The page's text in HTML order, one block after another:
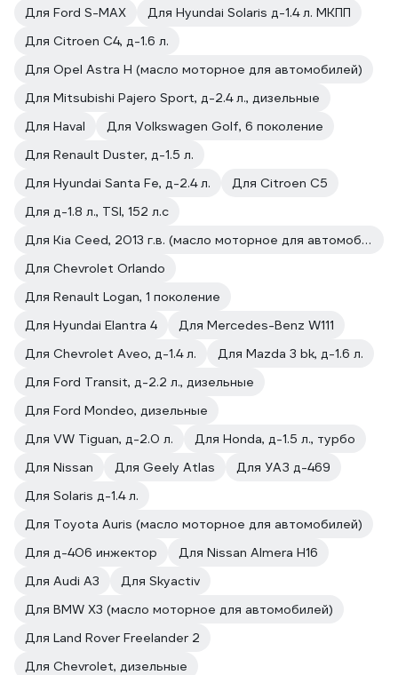
Для Ford S-MAX
Для Hyundai Solaris д-1.4 л. МКПП
Для Citroen C4, д-1.6 л.
Для Opel Astra H (масло моторное для автомобилей)
Для Mitsubishi Pajero Sport, д-2.4 л., дизельные
Для Haval
Для Volkswagen Golf, 6 поколение
Для Renault Duster, д-1.5 л.
Для Hyundai Santa Fe, д-2.4 л.
Для Citroen С5
Для д-1.8 л., TSI, 152 л.с
Для Kia Ceed, 2013 г.в. (масло моторное для автомобилей)
Для Chevrolet Orlando
Для Renault Logan, 1 поколение
Для Hyundai Elantra 4
Для Mercedes-Benz W111
Для Chevrolet Aveo, д-1.4 л.
Для Mazda 3 bk, д-1.6 л.
Для Ford Transit, д-2.2 л., дизельные
Для Ford Mondeo, дизельные
Для VW Tiguan, д-2.0 л.
Для Honda, д-1.5 л., турбо
Для Nissan
Для Geely Atlas
Для УАЗ д-469
Для Solaris д-1.4 л.
Для Toyota Auris (масло моторное для автомобилей)
Для д-406 инжектор
Для Nissan Almera H16
Для Audi A3
Для Skyactiv
Для BMW X3 (масло моторное для автомобилей)
Для Land Rover Freelander 2
Для Chevrolet, дизельные